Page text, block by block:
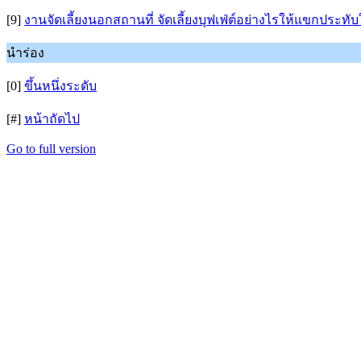
[9] งานจัดเลี้ยงนอกสถานที่ จัดเลี้ยงบุฟเฟ่ต์อย่างไรให้แขกประทับ
นำร่อง
[0] ขึ้นหนึ่งระดับ
[#] หน้าถัดไป
Go to full version